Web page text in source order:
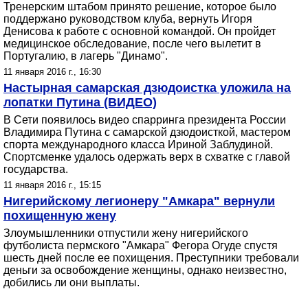
Тренерским штабом принято решение, которое было
поддержано руководством клуба, вернуть Игоря
Денисова к работе с основной командой. Он пройдет
медицинское обследование, после чего вылетит в
Португалию, в лагерь "Динамо".
11 января 2016 г., 16:30
Настырная самарская дзюдоистка уложила на
лопатки Путина (ВИДЕО)
В Сети появилось видео спарринга президента России
Владимира Путина с самарской дзюдоисткой, мастером
спорта международного класса Ириной Заблудиной.
Cпортсменке удалось одержать верх в схватке с главой
государства.
11 января 2016 г., 15:15
Нигерийскому легионеру "Амкара" вернули
похищенную жену
Злоумышленники отпустили жену нигерийского
футболиста пермского "Амкара" Фегора Огуде спустя
шесть дней после ее похищения. Преступники требовали
деньги за освобождение женщины, однако неизвестно,
добились ли они выплаты.